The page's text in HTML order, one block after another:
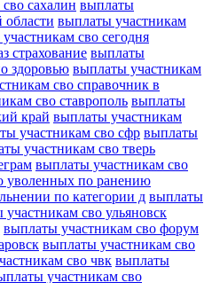
сахалин выплаты
области выплаты участникам
сво сегодня
страхование выплаты
здоровью выплаты участникам
сво справочник в
сво ставрополь выплаты
край выплаты участникам
участникам сво сфр выплаты
участникам сво тверь
выплаты участникам сво
уволенных по ранению
по категории д выплаты
сво ульяновск
выплаты участникам сво форум
выплаты участникам сво
сво чвк выплаты
участникам сво